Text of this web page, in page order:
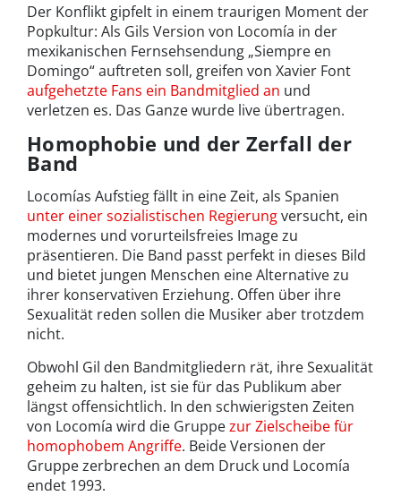
Der Konflikt gipfelt in einem traurigen Moment der
Popkultur: Als Gils Version von Locomía in der
mexikanischen Fernsehsendung „Siempre en
Domingo“ auftreten soll, greifen von Xavier Font
aufgehetzte Fans ein Bandmitglied an und
verletzen es. Das Ganze wurde live übertragen.
Homophobie und der Zerfall der
Band
Locomías Aufstieg fällt in eine Zeit, als Spanien
unter einer sozialistischen Regierungversucht, ein
modernes und vorurteilsfreies Image zu
präsentieren. Die Band passt perfekt in dieses Bild
und bietet jungen Menschen eine Alternative zu
ihrer konservativen Erziehung. Offen über ihre
Sexualität reden sollen die Musiker aber trotzdem
nicht.
Obwohl Gil den Bandmitgliedern rät, ihre Sexualität
geheim zu halten, ist sie für das Publikum aber
längst offensichtlich. In den schwierigsten Zeiten
von Locomía wird die Gruppezur Zielscheibe für
homophobem Angriffe. Beide Versionen der
Gruppe zerbrechen an dem Druck und Locomía
endet 1993.